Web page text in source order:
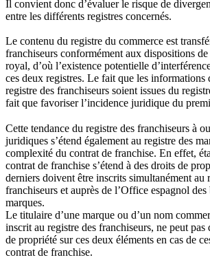
Il convient donc d’évaluer le risque de
entre les différents registres concernés.
Le contenu du registre du commerce est
franchiseurs conformément aux dispositions
royal, d’où l’existence potentielle
ces deux registres. Le fait que les informations
registre des franchiseurs soient issues du
fait que favoriser l’incidence juridique du
Cette tendance du registre des franchiseurs à
juridiques s’étend également au registre des
complexité du contrat de franchise. En effet,
contrat de franchise s’étend à des droits de
derniers doivent être inscrits simultanément au
franchiseurs et auprès de l’Office espagnol des
marques.
Le titulaire d’une marque ou d’un nom
inscrit au registre des franchiseurs, ne peut pas
de propriété sur ces deux éléments en cas de
contrat de franchise.